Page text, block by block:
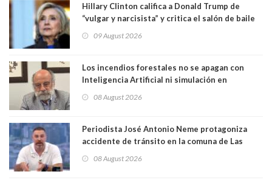
Hillary Clinton califica a Donald Trump de
“vulgar y narcisista” y critica el salón de baile
casa. Y la está destruyendo”
09 August 2026
Los incendios forestales no se apagan con
Inteligencia Artificial ni simulación en
Magister en Asentamientos Humanos PUC
08 August 2026
Periodista José Antonio Neme protagoniza
accidente de tránsito en la comuna de Las
08 August 2026